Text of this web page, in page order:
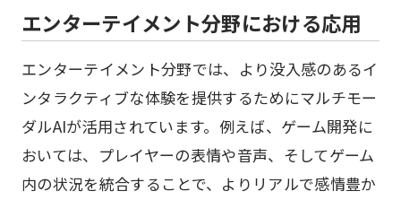
エンターテイメント分野における応用
エンターテイメント分野では、より没入感のあるイ
ンタラクティブな体験を提供するためにマルチモー
ダルAIが活用されています。例えば、ゲーム開発に
おいては、プレイヤーの表情や音声、そしてゲーム
内の状況を統合することで、よりリアルで感情豊か